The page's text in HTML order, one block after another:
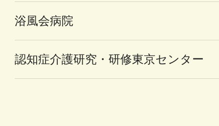
浴風会病院
認知症介護研究・研修東京センター